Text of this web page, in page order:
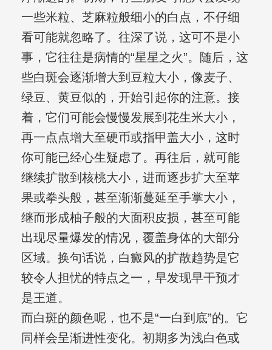
一些米粒、芝麻粒般细小的白点，不仔细
看可能就忽略了。往深了说，这可不是小
事，它往往是病情的“星星之火”。随后，这
些白斑会逐渐增大到豆粒大小，像麦子、
绿豆、黄豆似的，开始引起你的注意。接
着，它们可能会慢慢发展到花生米大小，
再一点点增大至硬币或指甲盖大小，这时
你可能已经心生疑虑了。再往后，就可能
继续扩散到核桃大小，进而逐步扩大至苹
果或拳头般，甚至渐渐蔓延至手掌大小，
继而形成柚子般的大面积皮损，甚至可能
出现尽量爆发的情况，覆盖身体的大部分
区域。换句话说，白癜风的扩散趋势是它
较令人担忧的特点之一，早发现早干预才
是王道。
而白斑的颜色呢，也不是“一白到底”的。它
同样会呈渐进性变化。初期多为浅白色或